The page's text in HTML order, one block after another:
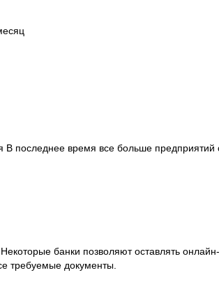
В последнее время все больше предприятий
Некоторые банки позволяют оставлять
требуемые документы.